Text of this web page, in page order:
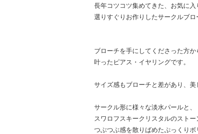
長年コツコツ集めてきた、お気に
選りすぐりお作りしたサークルブロ
ブローチを手にしてくださった方か
叶ったピアス・イヤリングです。
サイズ感もブローチと差があり、美
サークル形に様々な淡水パールと、
スワロフスキークリスタルのストー
つぶつぶ感を散りばめたぷっくり